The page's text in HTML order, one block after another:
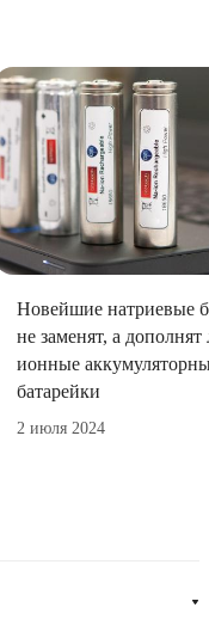
Новейшие натриевые
не заменят, а
ионные
батарейки
2 июля 2024